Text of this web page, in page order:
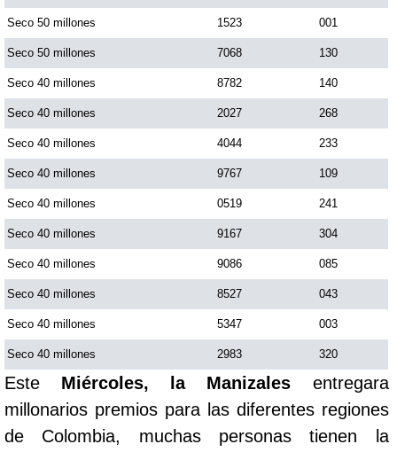
Seco 50 millones 1523 001
Seco 50 millones 7068 130
Seco 40 millones 8782 140
Seco 40 millones 2027 268
Seco 40 millones 4044 233
Seco 40 millones 9767 109
Seco 40 millones 0519 241
Seco 40 millones 9167 304
Seco 40 millones 9086 085
Seco 40 millones 8527 043
Seco 40 millones 5347 003
Seco 40 millones 2983 320
Este Miércoles, la Manizales entregara
millonarios premios para las diferentes regiones
de Colombia, muchas personas tienen la